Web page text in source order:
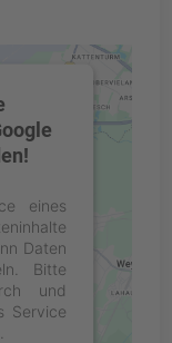
eines
Daten
Bitte
und
Service